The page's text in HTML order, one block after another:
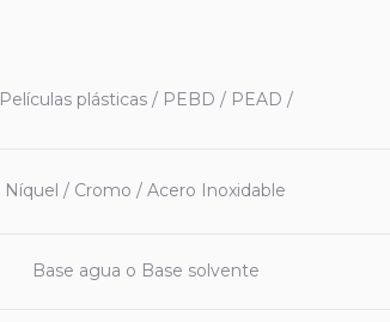
Películas plásticas / PEBD / PEAD /
Níquel / Cromo / Acero Inoxidable
Base agua o Base solvente